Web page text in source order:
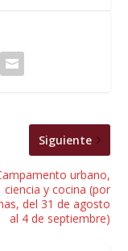
Siguiente
urbano,
ciencia y cocina (por
del 31 de agosto
al 4 de septiembre)